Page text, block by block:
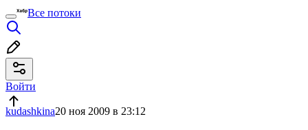
Все потоки
Войти
kudashkina20 ноя 2009 в 23:12